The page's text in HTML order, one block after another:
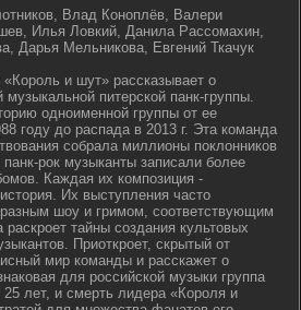
Влад Коноплёв, Валери
Илья Ловкий, Данила Рассомахин,
Дарья Мельникова, Евгений Ткачук
и шут» рассказывает о
музыкальной питерской панк-группы.
одноименной группы от ее
году до распада в 2013 г. Эта команда
собрала миллионы поклонников
рок музыканты записали более
Каждая их композиция -
Их выступления часто
шоу и гримом, соответствующим
раскроет тайны создания культовых
Приоткроет, скрытый от
мир команды и расскажет о
для российской музыки группа
лет, и смерть лидера «Короля и